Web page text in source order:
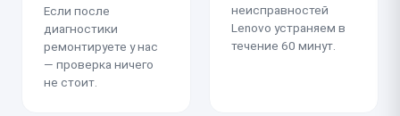
Если после
диагностики
ремонтируете у нас
— проверка ничего
не стоит.
неисправностей
Lenovo устраняем в
течение 60 минут.